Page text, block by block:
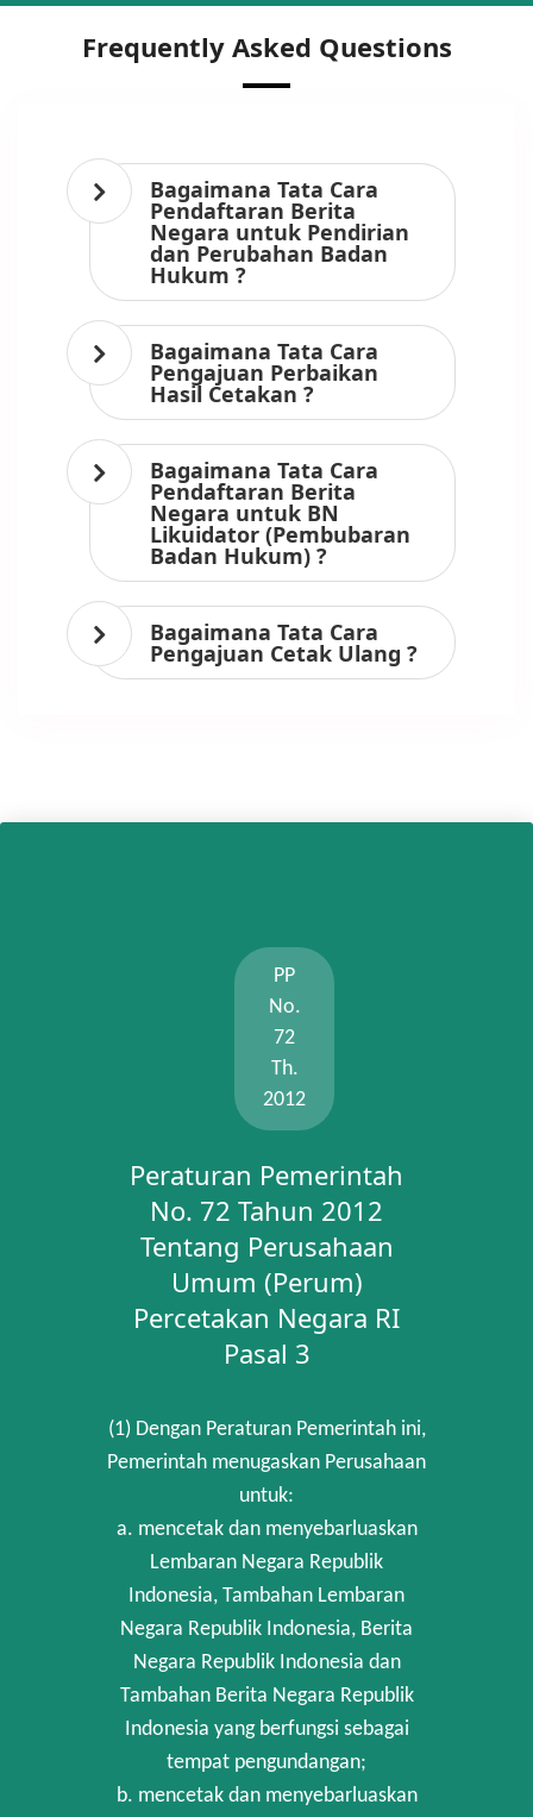
Frequently Asked Questions
Bagaimana Tata Cara
Pendaftaran Berita
Negara untuk Pendirian
dan Perubahan Badan
Hukum ?
Bagaimana Tata Cara
Pengajuan Perbaikan
Hasil Cetakan ?
Bagaimana Tata Cara
Pendaftaran Berita
Negara untuk BN
Likuidator (Pembubaran
Badan Hukum) ?
Bagaimana Tata Cara
Pengajuan Cetak Ulang ?
PP
No.
72
Th.
2012
Peraturan Pemerintah
No. 72 Tahun 2012
Tentang Perusahaan
Umum (Perum)
Percetakan Negara RI
Pasal 3
(1) Dengan Peraturan Pemerintah ini,
Pemerintah menugaskan Perusahaan
untuk:
a. mencetak dan menyebarluaskan
Lembaran Negara Republik
Indonesia, Tambahan Lembaran
Negara Republik Indonesia, Berita
Negara Republik Indonesia dan
Tambahan Berita Negara Republik
Indonesia yang berfungsi sebagai
tempat pengundangan;
b. mencetak dan menyebarluaskan